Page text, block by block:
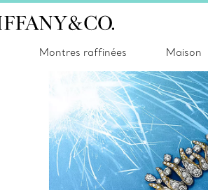
Montres raffinées Maison